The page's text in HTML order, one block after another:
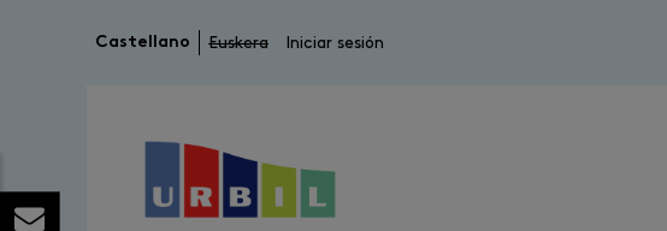
Castellano Euskera Menú de cuenta de usuario
Iniciar sesión